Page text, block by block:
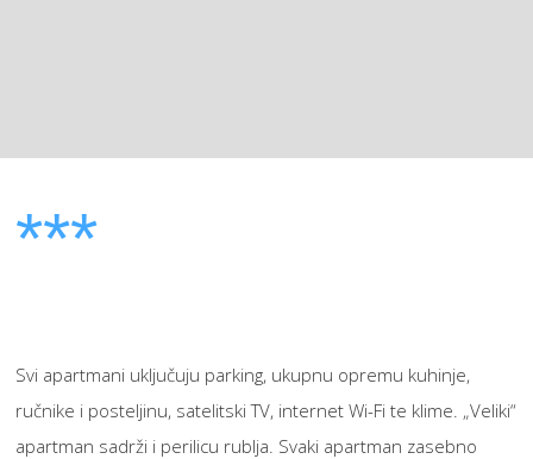
***
Svi apartmani uključuju parking, ukupnu opremu kuhinje,
ručnike i posteljinu, satelitski TV, internet Wi-Fi te klime. „Veliki“
apartman sadrži i perilicu rublja. Svaki apartman zasebno